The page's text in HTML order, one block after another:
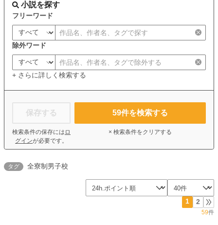
小説を探す
フリーワード
除外ワード
+ さらに詳しく検索する
保存する
検索条件の保存には ロ
グインが必要です。
59件を検索する
× 検索条件をクリアする
タグ 全寮制男子校
1 2
59件